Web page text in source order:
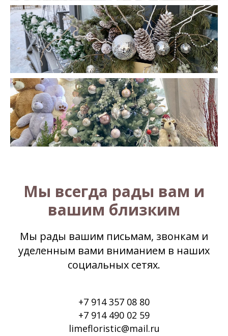
Мы всегда рады вам и
вашим близким
Мы рады вашим письмам, звонкам и
уделенным вами вниманием в наших
социальных сетях.
+7 914 357 08 80
+7 914 490 02 59
limefloristic@mail.ru